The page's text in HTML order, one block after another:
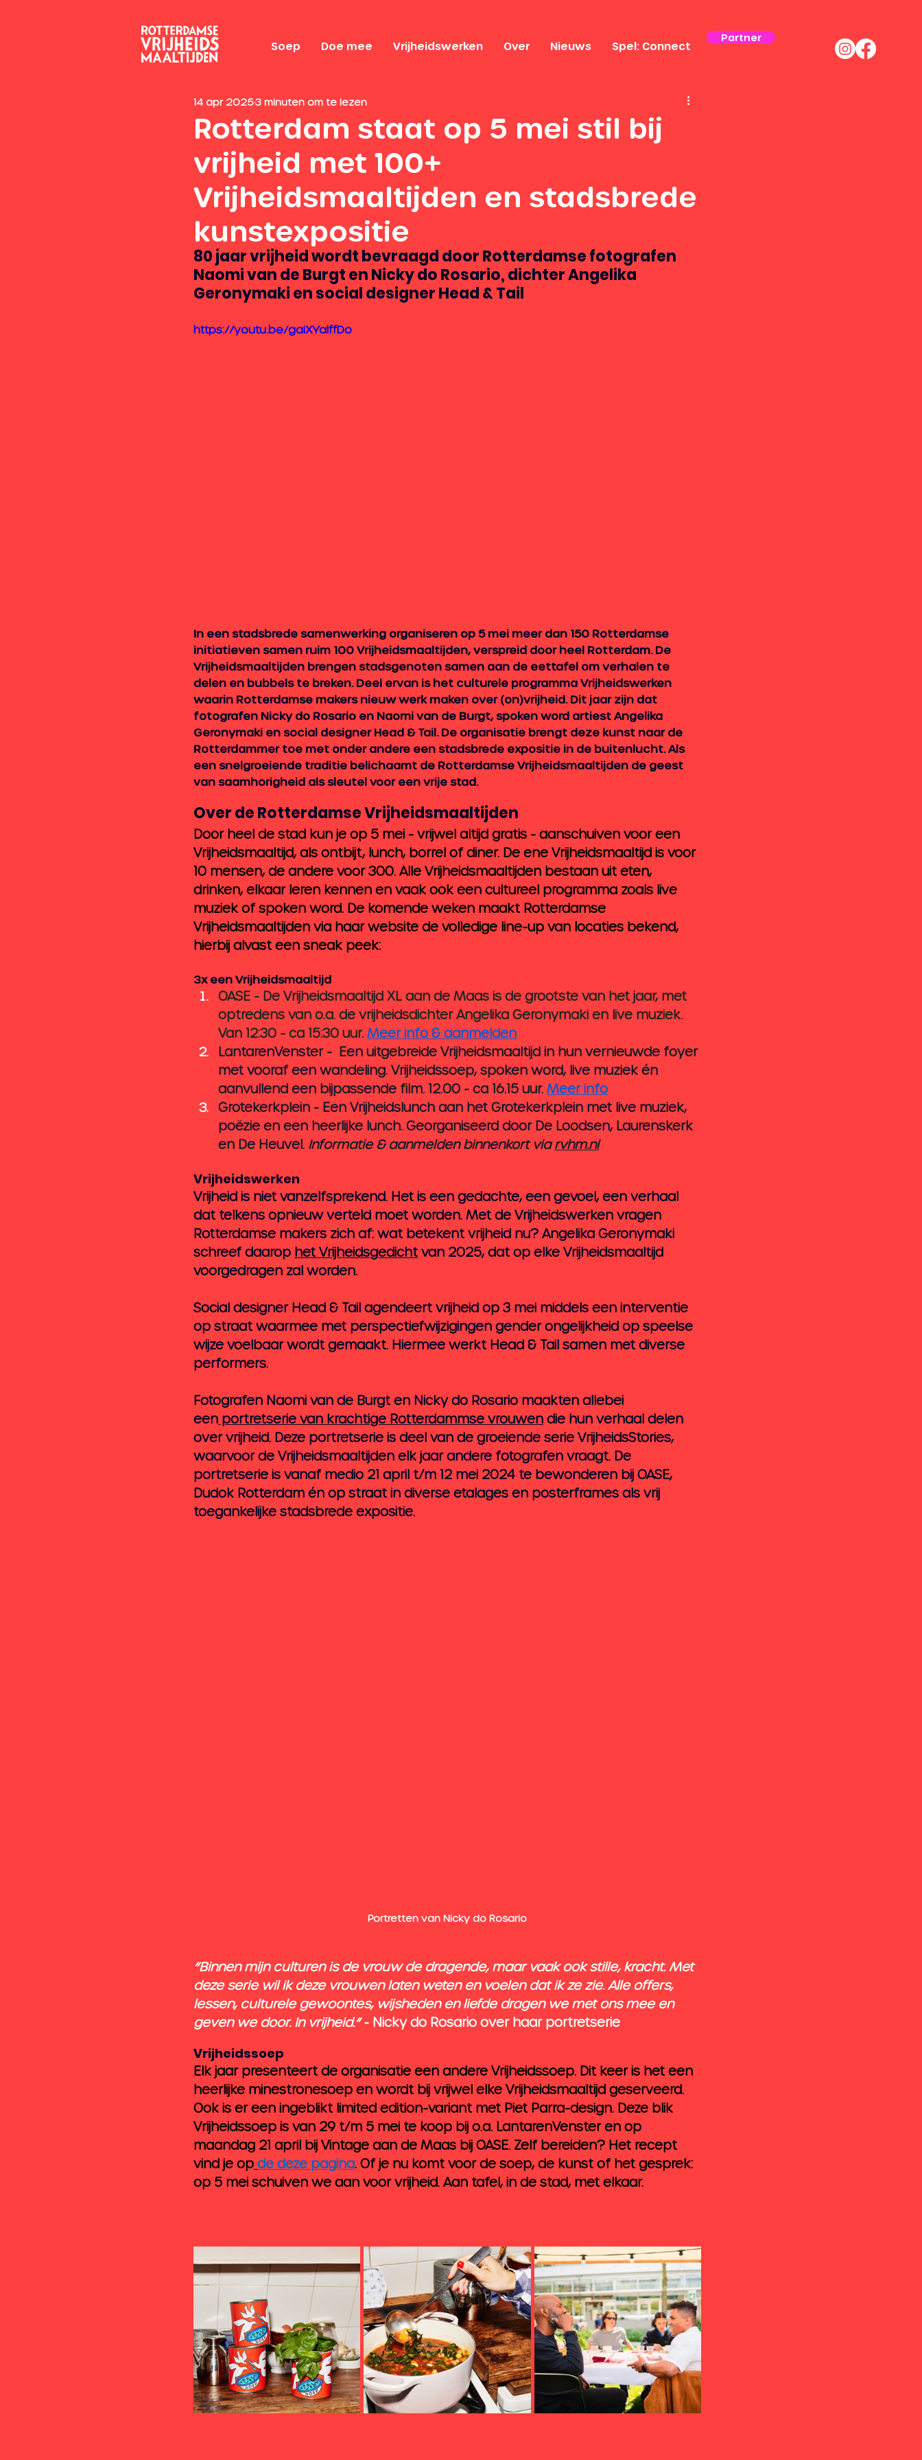
Soep Doe mee Vrijheidswerken Over Nieuws Spel: Connect
Partner
Rotterdam staat op 5 mei stil bij
vrijheid met 100+
Vrijheidsmaaltijden en stadsbrede
kunstexpositie
14 apr 20253 minuten om te lezen
80 jaar vrijheid wordt bevraagd door Rotterdamse fotografen
Naomi van de Burgt en Nicky do Rosario, dichter Angelika
Geronymaki en social designer Head & Tail
https://youtu.be/gaiXYalffDo
In een stadsbrede samenwerking organiseren op 5 mei meer dan 150 Rotterdamse
initiatieven samen ruim 100 Vrijheidsmaaltijden, verspreid door heel Rotterdam. De
Vrijheidsmaaltijden brengen stadsgenoten samen aan de eettafel om verhalen te
delen en bubbels te breken. Deel ervan is het culturele programma Vrijheidswerken
waarin Rotterdamse makers nieuw werk maken over (on)vrijheid. Dit jaar zijn dat
fotografen Nicky do Rosario en Naomi van de Burgt, spoken word artiest Angelika
Geronymaki en social designer Head & Tail. De organisatie brengt deze kunst naar de
Rotterdammer toe met onder andere een stadsbrede expositie in de buitenlucht. Als
een snelgroeiende traditie belichaamt de Rotterdamse Vrijheidsmaaltijden de geest
van saamhorigheid als sleutel voor een vrije stad.
Over de Rotterdamse Vrijheidsmaaltijden
Door heel de stad kun je op 5 mei - vrijwel altijd gratis - aanschuiven voor een
Vrijheidsmaaltijd, als ontbijt, lunch, borrel of diner. De ene Vrijheidsmaaltijd is voor
10 mensen, de andere voor 300. Alle Vrijheidsmaaltijden bestaan uit eten,
drinken, elkaar leren kennen en vaak ook een cultureel programma zoals live
muziek of spoken word. De komende weken maakt Rotterdamse
Vrijheidsmaaltijden via haar website de volledige line-up van locaties bekend,
hierbij alvast een sneak peek:
3x een Vrijheidsmaaltijd
OASE - De Vrijheidsmaaltijd XL aan de Maas is de grootste van het jaar, met
optredens van o.a. de vrijheidsdichter Angelika Geronymaki en live muziek.
Van 12:30 - ca 15:30 uur. Meer info & aanmelden
LantarenVenster -  Een uitgebreide Vrijheidsmaaltijd in hun vernieuwde foyer
met vooraf een wandeling. Vrijheidssoep, spoken word, live muziek én
aanvullend een bijpassende film. 12.00 - ca 16.15 uur. Meer info
Grotekerkplein - Een Vrijheidslunch aan het Grotekerkplein met live muziek,
poëzie en een heerlijke lunch. Georganiseerd door De Loodsen, Laurenskerk
en De Heuvel. Informatie & aanmelden binnenkort via rvhm.nl
Vrijheidswerken
Vrijheid is niet vanzelfsprekend. Het is een gedachte, een gevoel, een verhaal
dat telkens opnieuw verteld moet worden. Met de Vrijheidswerken vragen
Rotterdamse makers zich af: wat betekent vrijheid nu? Angelika Geronymaki
schreef daarop het Vrijheidsgedicht van 2025, dat op elke Vrijheidsmaaltijd
voorgedragen zal worden.
Social designer Head & Tail agendeert vrijheid op 3 mei middels een interventie
op straat waarmee met perspectiefwijzigingen gender ongelijkheid op speelse
wijze voelbaar wordt gemaakt. Hiermee werkt Head & Tail samen met diverse
performers.
Fotografen Naomi van de Burgt en Nicky do Rosario maakten allebei
een portretserie van krachtige Rotterdammse vrouwen die hun verhaal delen
over vrijheid. Deze portretserie is deel van de groeiende serie VrijheidsStories,
waarvoor de Vrijheidsmaaltijden elk jaar andere fotografen vraagt. De
portretserie is vanaf medio 21 april t/m 12 mei 2024 te bewonderen bij OASE,
Dudok Rotterdam én op straat in diverse etalages en posterframes als vrij
toegankelijke stadsbrede expositie.
Portretten van Nicky do Rosario
“Binnen mijn culturen is de vrouw de dragende, maar vaak ook stille, kracht. Met
deze serie wil ik deze vrouwen laten weten en voelen dat ik ze zie. Alle offers,
lessen, culturele gewoontes, wijsheden en liefde dragen we met ons mee en
geven we door. In vrijheid.” - Nicky do Rosario over haar portretserie
Vrijheidssoep
Elk jaar presenteert de organisatie een andere Vrijheidssoep. Dit keer is het een
heerlijke minestronesoep en wordt bij vrijwel elke Vrijheidsmaaltijd geserveerd.
Ook is er een ingeblikt limited edition-variant met Piet Parra-design. Deze blik
Vrijheidssoep is van 29 t/m 5 mei te koop bij o.a. LantarenVenster en op
maandag 21 april bij Vintage aan de Maas bij OASE. Zelf bereiden? Het recept
vind je op de deze pagina. Of je nu komt voor de soep, de kunst of het gesprek:
op 5 mei schuiven we aan voor vrijheid. Aan tafel, in de stad, met elkaar.